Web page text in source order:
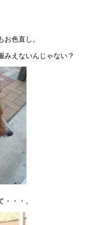
色直し。
みえないんじゃない？
・・。